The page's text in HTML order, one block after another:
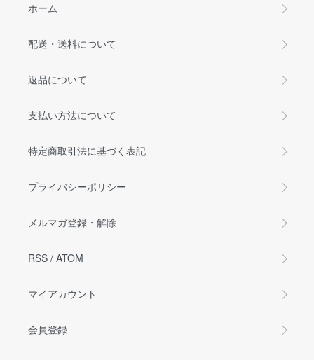
ホーム
配送・送料について
返品について
支払い方法について
特定商取引法に基づく表記
プライバシーポリシー
メルマガ登録・解除
RSS / ATOM
マイアカウント
会員登録